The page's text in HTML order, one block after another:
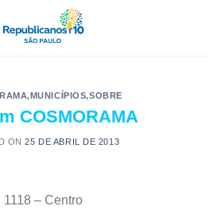
,MUNICÍPIOS,SOBRE
COSMORAMA
ON25 DE ABRIL DE 2013
– Centro